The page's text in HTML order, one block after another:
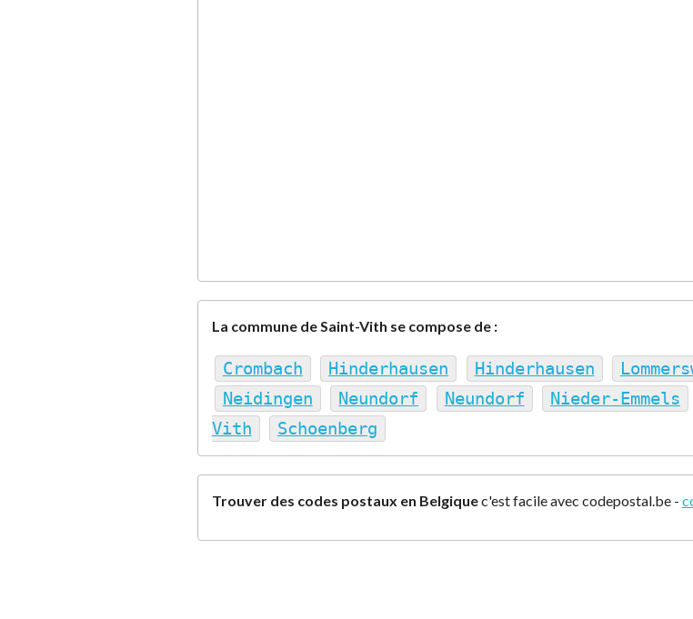
La commune de Saint-Vith se compose de :
Crombach Hinderhausen Hinderhausen
Neidingen
Neundorf Neundorf Nieder-Emmels
Vith
Schoenberg
Trouver des codes postaux en Belgiquec'est facile avec codepostal.be -